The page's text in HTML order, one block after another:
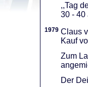
,,Tag
30 - 40
1979 Claus
Kauf
Zum
Der